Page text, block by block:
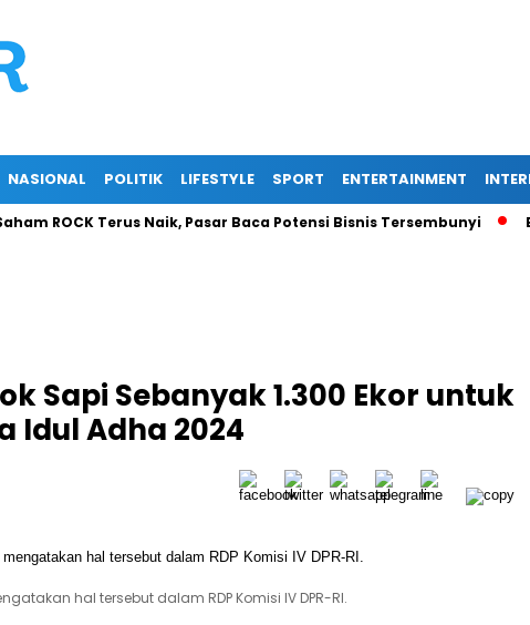
NASIONAL POLITIK LIFESTYLE SPORT ENTERTAINMENT
Terus Naik, Pasar Baca Potensi Bisnis Tersembunyi
Sapi Sebanyak 1.300 Ekor untuk
Idul Adha 2024
hal tersebut dalam RDP Komisi IV DPR-RI.